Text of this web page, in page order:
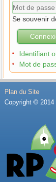
Se souvenir
Identifiant
Mot de
Plan du Site
Copyright © 2014